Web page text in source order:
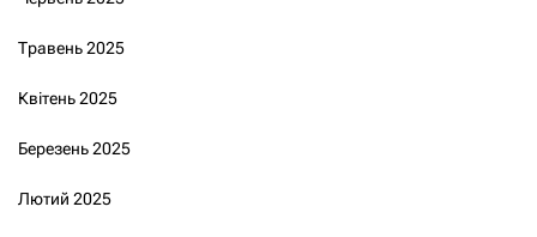
Травень 2025
Квітень 2025
Березень 2025
Лютий 2025